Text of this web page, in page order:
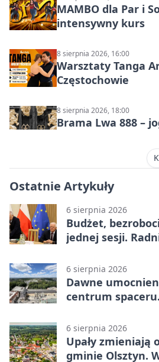
MAMBO dla Par i
intensywny kurs
8 sierpnia 2026, 16:00
Warsztaty Tanga
Częstochowie
8 sierpnia 2026, 18:00
Brama Lwa 888 –
Ostatnie Artykuły
6 sierpnia 2026
Budżet,
jednej sesji.
6 sierpnia 2026
Dawne
centrum
6 sierpnia 2026
Upały zmieniają
gminie Olsztyn.